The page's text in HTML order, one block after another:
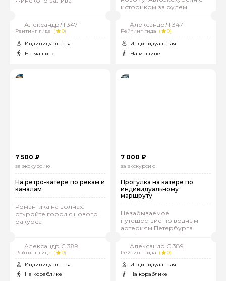
Александр.Ч 347
Рейтинг гида (
0)
Индивидуальная
На машине
историком за рулем
Александр.Ч 347
Рейтинг гида (
0)
Индивидуальная
На машине
7 500 ₽
за экскурсию
На ретро-катере по рекам и
каналам
Романтика на волнах:
откройте город с нового
ракурса
Александр.С 389
Рейтинг гида (
0)
Индивидуальная
На кораблике
7 000 ₽
за экскурсию
Прогулка на катере по
индивидуальному
маршруту
Незабываемое
путешествие по водным
артериям Петербурга
Александр.С 389
Рейтинг гида (
0)
Индивидуальная
На кораблике